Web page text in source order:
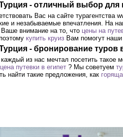
- отличный выбор для
Вас на сайте
и незабываемые впечатления. На
внимание на то, что цены на
купить круиз Вам помогут
- бронирование туров
из нас мечтал посетить такое
цена путевки в египет ? Мы советуем
найти такие предложения, как